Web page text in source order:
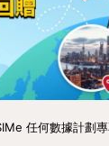
任何數據計劃